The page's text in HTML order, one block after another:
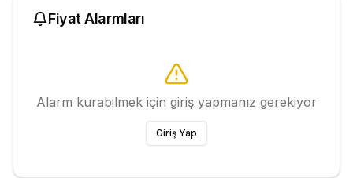
Fiyat Alarmları
Alarm kurabilmek için giriş yapmanız gerekiyor
Giriş Yap